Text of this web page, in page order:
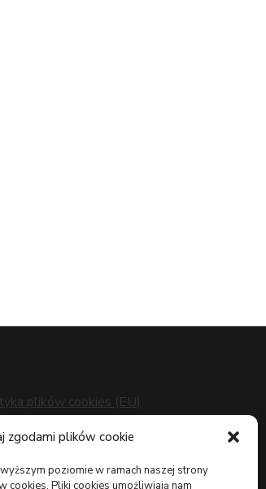
zgodami plików cookie
poziomie w ramach naszej strony
cookies. Pliki cookies umożliwiają nam
plików cookies (EU)